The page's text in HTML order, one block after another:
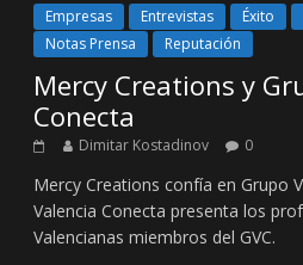
Empresas Entrevistas Éxito
Notas Prensa
Reputación
Mercy Creations y
Conecta
Dimitar Kostadinov 0
Mercy Creations confía en Grupo
Valencia Conecta presenta los
Valencianas miembros del GVC.